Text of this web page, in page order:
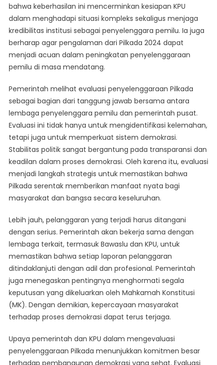
bahwa keberhasilan ini mencerminkan kesiapan KPU
dalam menghadapi situasi kompleks sekaligus menjaga
kredibilitas institusi sebagai penyelenggara pemilu. Ia juga
berharap agar pengalaman dari Pilkada 2024 dapat
menjadi acuan dalam peningkatan penyelenggaraan
pemilu di masa mendatang.
Pemerintah melihat evaluasi penyelenggaraan Pilkada
sebagai bagian dari tanggung jawab bersama antara
lembaga penyelenggara pemilu dan pemerintah pusat.
Evaluasi ini tidak hanya untuk mengidentifikasi kelemahan,
tetapi juga untuk memperkuat sistem demokrasi.
Stabilitas politik sangat bergantung pada transparansi dan
keadilan dalam proses demokrasi. Oleh karena itu, evaluasi
menjadi langkah strategis untuk memastikan bahwa
Pilkada serentak memberikan manfaat nyata bagi
masyarakat dan bangsa secara keseluruhan.
Lebih jauh, pelanggaran yang terjadi harus ditangani
dengan serius. Pemerintah akan bekerja sama dengan
lembaga terkait, termasuk Bawaslu dan KPU, untuk
memastikan bahwa setiap laporan pelanggaran
ditindaklanjuti dengan adil dan profesional. Pemerintah
juga menegaskan pentingnya menghormati segala
keputusan yang dikeluarkan oleh Mahkamah Konstitusi
(MK). Dengan demikian, kepercayaan masyarakat
terhadap proses demokrasi dapat terus terjaga.
Upaya pemerintah dan KPU dalam mengevaluasi
penyelenggaraan Pilkada menunjukkan komitmen besar